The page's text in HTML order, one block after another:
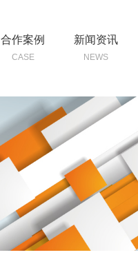
合作案例
CASE
新闻资讯
NEWS